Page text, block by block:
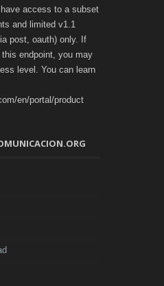
access to a subset
and limited v1.1
post, oauth) only. If
endpoint, you may
level. You can learn
en/portal/product